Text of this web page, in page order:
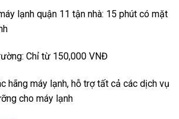
lạnh quận 11 tận nhà: 15 phút có mặt
Chỉ từ 150,000 VNĐ
hãng máy lạnh, hỗ trợ tất cả các dịch vụ
cho máy lạnh